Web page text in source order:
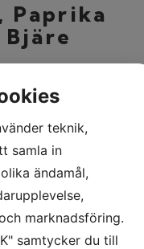
Paprika
teknik,
samla in
ändamål,
marknadsföring.
samtycker du till